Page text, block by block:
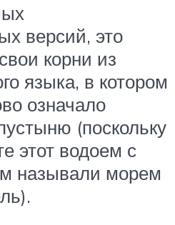
версий, это
корни из
языка, в котором
означало
(поскольку
этот водоем с
называли морем